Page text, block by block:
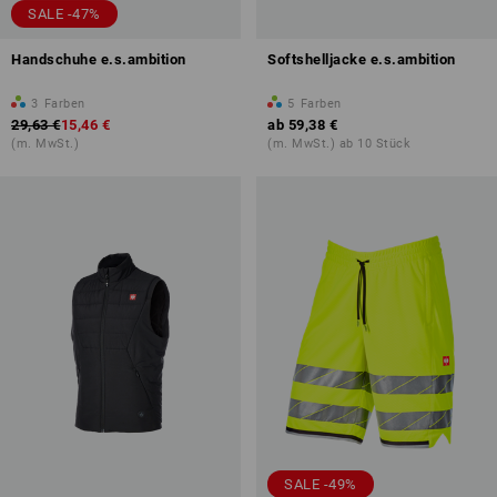
SALE -47%
Handschuhe e.s.ambition
3 Farben
29,63 €15,46 €
(m. MwSt.)
Softshelljacke e.s.ambition
5 Farben
ab 59,38 €
(m. MwSt.) ab 10 Stück
SALE -49%